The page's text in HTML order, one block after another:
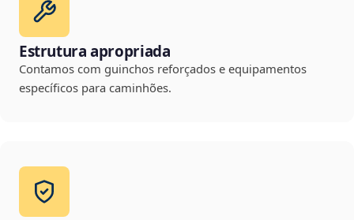
Estrutura apropriada
Contamos com guinchos reforçados e equipamentos
específicos para caminhões.